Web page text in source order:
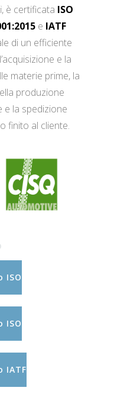
è certificata ISO
e IATF
di un efficiente
e la
materie prime, la
produzione
e la spedizione
finito al cliente.
ISO
ISO
IATF